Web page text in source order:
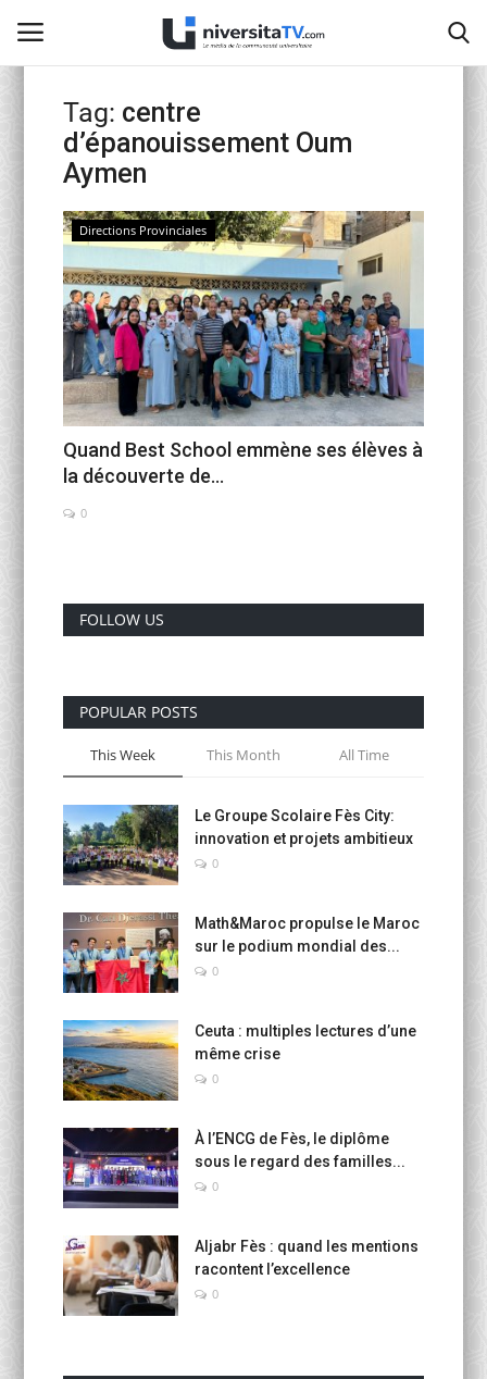
Home
activités officielles
Education Nationale
Universités Marocaines
Café littéraire de Fès
Recherche Scientifique
Tag: centre
d’épanouissement Oum
Aymen
Directions Provinciales
Quand Best School emmène ses élèves à
la découverte de...
0
FOLLOW US
POPULAR POSTS
This Week This Month All Time
Le Groupe Scolaire Fès City:
innovation et projets ambitieux
0
Math&Maroc propulse le Maroc
sur le podium mondial des...
0
Ceuta : multiples lectures d’une
même crise
0
À l’ENCG de Fès, le diplôme
sous le regard des familles...
0
Aljabr Fès : quand les mentions
racontent l’excellence
0